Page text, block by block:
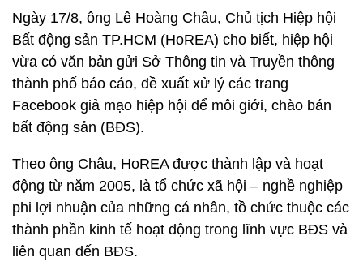
Ngày 17/8, ông Lê Hoàng Châu, Chủ tịch Hiệp hội
Bất động sản TP.HCM (HoREA) cho biết, hiệp hội
vừa có văn bản gửi Sở Thông tin và Truyền thông
thành phố báo cáo, đề xuất xử lý các trang
Facebook giả mạo hiệp hội để môi giới, chào bán
bất động sản (BĐS).
Theo ông Châu, HoREA được thành lập và hoạt
động từ năm 2005, là tổ chức xã hội – nghề nghiệp
phi lợi nhuận của những cá nhân, tồ chức thuộc các
thành phần kinh tế hoạt động trong lĩnh vực BĐS và
liên quan đến BĐS.